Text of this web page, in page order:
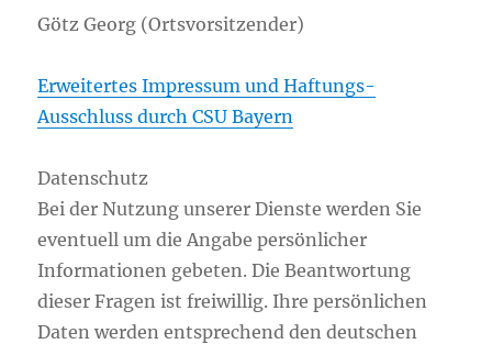
Götz Georg (Ortsvorsitzender)
Erweitertes Impressum und Haftungs-
Ausschluss durch CSU Bayern
Datenschutz
Bei der Nutzung unserer Dienste werden Sie
eventuell um die Angabe persönlicher
Informationen gebeten. Die Beantwortung
dieser Fragen ist freiwillig. Ihre persönlichen
Daten werden entsprechend den deutschen